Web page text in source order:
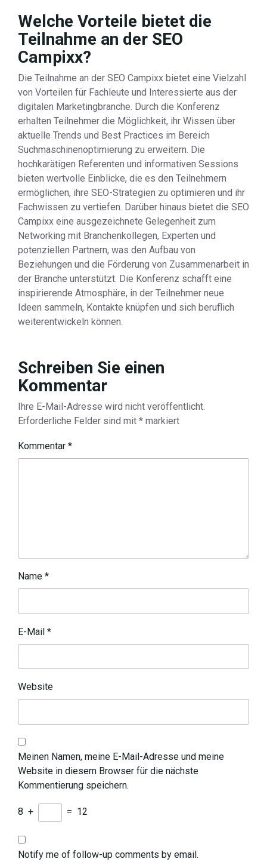
Welche Vorteile bietet die
Teilnahme an der SEO
Campixx?
Die Teilnahme an der SEO Campixx bietet eine Vielzahl
von Vorteilen für Fachleute und Interessierte aus der
digitalen Marketingbranche. Durch die Konferenz
erhalten Teilnehmer die Möglichkeit, ihr Wissen über
aktuelle Trends und Best Practices im Bereich
Suchmaschinenoptimierung zu erweitern. Die
hochkarätigen Referenten und informativen Sessions
bieten wertvolle Einblicke, die es den Teilnehmern
ermöglichen, ihre SEO-Strategien zu optimieren und ihr
Fachwissen zu vertiefen. Darüber hinaus bietet die SEO
Campixx eine ausgezeichnete Gelegenheit zum
Networking mit Branchenkollegen, Experten und
potenziellen Partnern, was den Aufbau von
Beziehungen und die Förderung von Zusammenarbeit in
der Branche unterstützt. Die Konferenz schafft eine
inspirierende Atmosphäre, in der Teilnehmer neue
Ideen sammeln, Kontakte knüpfen und sich beruflich
weiterentwickeln können.
Schreiben Sie einen
Kommentar
Ihre E-Mail-Adresse wird nicht veröffentlicht.
Erforderliche Felder sind mit * markiert
Kommentar *
Name *
E-Mail *
Website
Meinen Namen, meine E-Mail-Adresse und meine
Website in diesem Browser für die nächste
Kommentierung speichern.
8 + = 12
Notify me of follow-up comments by email.